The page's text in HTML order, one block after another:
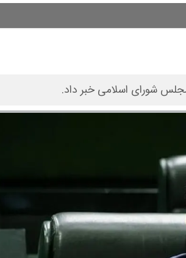
شورای اسلامی خبر داد.